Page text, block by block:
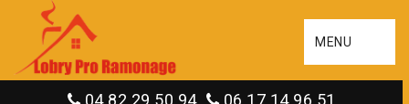
MENU
04 82 29 50 94 06 17 14 96 51